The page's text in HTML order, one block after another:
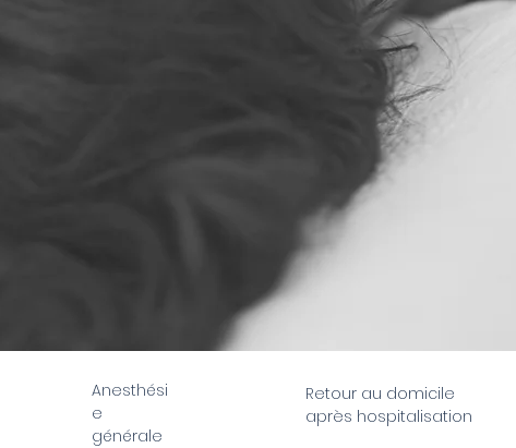
Anesthési
e
générale
Retour au domicile
après hospitalisation